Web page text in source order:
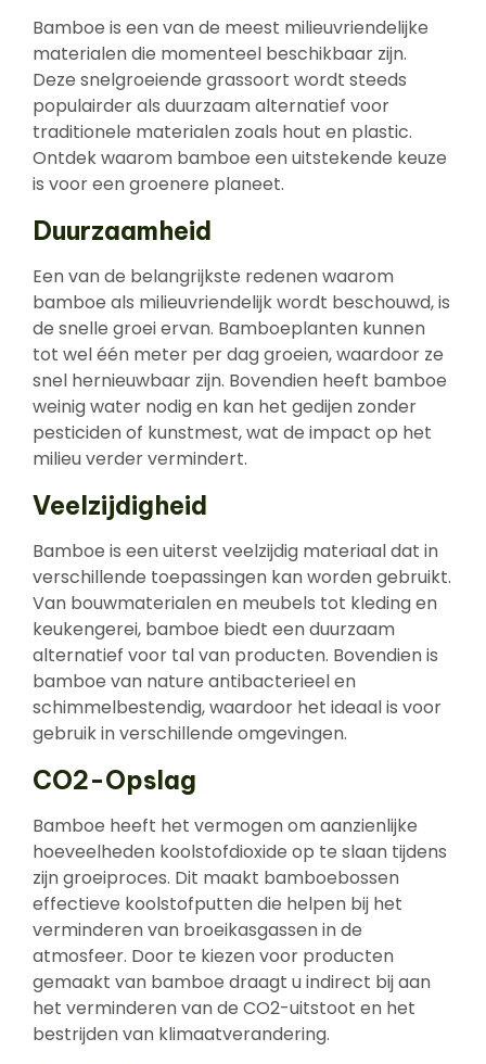
Bamboe is een van de meest milieuvriendelijke
materialen die momenteel beschikbaar zijn.
Deze snelgroeiende grassoort wordt steeds
populairder als duurzaam alternatief voor
traditionele materialen zoals hout en plastic.
Ontdek waarom bamboe een uitstekende keuze
is voor een groenere planeet.
Duurzaamheid
Een van de belangrijkste redenen waarom
bamboe als milieuvriendelijk wordt beschouwd, is
de snelle groei ervan. Bamboeplanten kunnen
tot wel één meter per dag groeien, waardoor ze
snel hernieuwbaar zijn. Bovendien heeft bamboe
weinig water nodig en kan het gedijen zonder
pesticiden of kunstmest, wat de impact op het
milieu verder vermindert.
Veelzijdigheid
Bamboe is een uiterst veelzijdig materiaal dat in
verschillende toepassingen kan worden gebruikt.
Van bouwmaterialen en meubels tot kleding en
keukengerei, bamboe biedt een duurzaam
alternatief voor tal van producten. Bovendien is
bamboe van nature antibacterieel en
schimmelbestendig, waardoor het ideaal is voor
gebruik in verschillende omgevingen.
CO2-Opslag
Bamboe heeft het vermogen om aanzienlijke
hoeveelheden koolstofdioxide op te slaan tijdens
zijn groeiproces. Dit maakt bamboebossen
effectieve koolstofputten die helpen bij het
verminderen van broeikasgassen in de
atmosfeer. Door te kiezen voor producten
gemaakt van bamboe draagt u indirect bij aan
het verminderen van de CO2-uitstoot en het
bestrijden van klimaatverandering.